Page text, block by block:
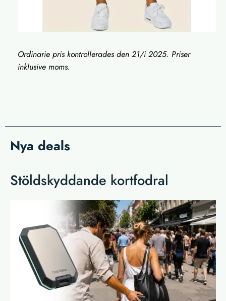
Ordinarie pris kontrollerades den 21/i 2025. Priser
inklusive moms.
Nya deals
Stöldskyddande kortfodral